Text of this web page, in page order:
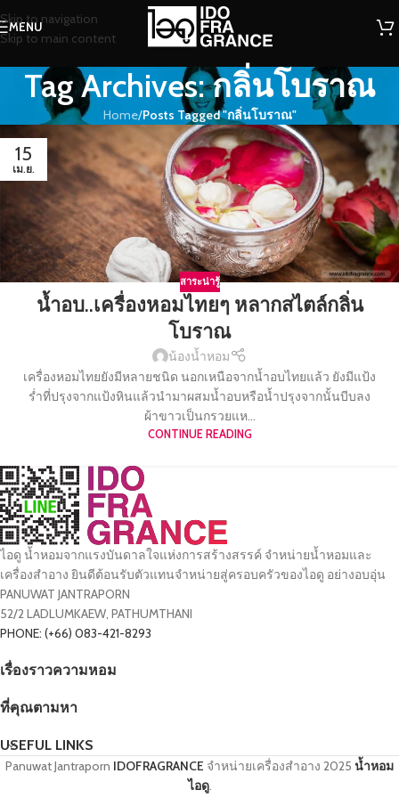
Skip to navigation
Skip to main content
MENU
Tag Archives: กลิ่นโบราณ
Home/Posts Tagged "กลิ่นโบราณ"
15
เม.ย.
สาระน่ารู้
น้ำอบ..เครื่องหอมไทยๆ หลากสไตล์กลิ่น
โบราณ
น้องน้ำหอม
เครื่องหอมไทยยังมีหลายชนิด นอกเหนือจากน้ำอบไทยแล้ว ยังมีแป้ง
ร่ำที่ปรุงจากแป้งหินแล้วนำมาผสมน้ำอบหรือน้ำปรุงจากนั้นบีบลง
ผ้าขาวเป็นกรวยแห...
CONTINUE READING
ไอดู น้ำหอมจากแรงบันดาลใจแห่งการสร้างสรรค์ จำหน่ายน้ำหอมและ
เครื่องสำอาง ยินดีต้อนรับตัวแทนจำหน่ายสู่ครอบครัวของไอดู อย่างอบอุ่น
PANUWAT JANTRAPORN
52/2 LADLUMKAEW, PATHUMTHANI
PHONE: (+66) 083-421-8293
เรื่องราวความหอม
ที่คุณตามหา
USEFUL LINKS
Panuwat Jantraporn IDOFRAGRANCE จำหน่ายเครื่องสำอาง 2025 น้ำหอม
ไอดู.